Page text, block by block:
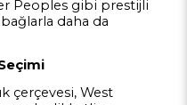
Peoples gibi prestijli
daha da
çerçevesi, West